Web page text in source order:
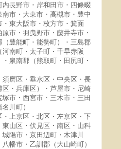
長野市・岸和田市・四條畷
市・大東市・高槻市・豊中
東大阪市・枚方市・箕面
市・羽曳野市・藤井寺市・
豊能町・能勢町）・三島郡
河南町・太子町・千早赤阪
泉南郡（熊取町・田尻町・
磨区・垂水区・中央区・長
区・兵庫区）・芦屋市・尼崎
市・西宮市・三木市・三田
川町）
上京区・北区・左京区・下
山区・伏見区・南区・山科
陽市・京田辺町・木津川
幡市・乙訓郡（大山崎町）